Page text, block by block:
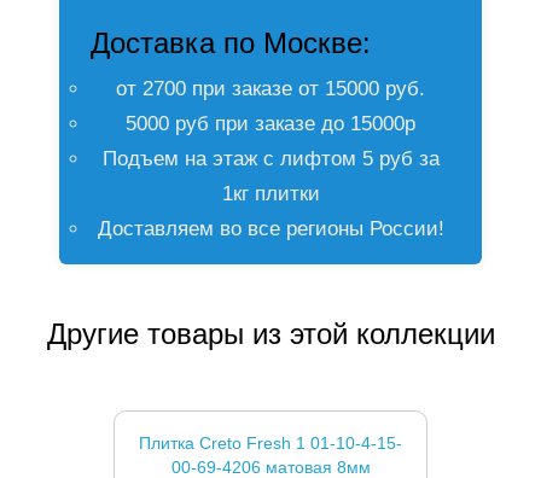
Доставка по Москве:
от 2700 при заказе от 15000 руб.
5000 руб при заказе до 15000р
Подъем на этаж с лифтом 5 руб за
1кг плитки
Доставляем во все регионы России!
Другие товары из этой коллекции
Плитка Creto Fresh 1 01-10-4-15-
00-69-4206 матовая 8мм